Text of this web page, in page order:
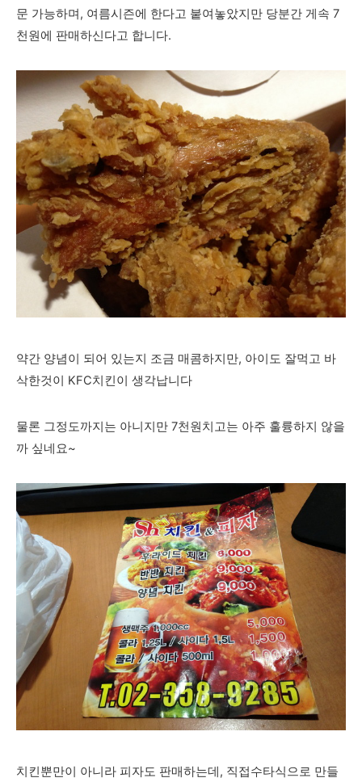
문 가능하며, 여름시즌에 한다고 붙여놓았지만 당분간 게속 7
천원에 판매하신다고 합니다.
약간 양념이 되어 있는지 조금 매콤하지만, 아이도 잘먹고 바
삭한것이 KFC치킨이 생각납니다
물론 그정도까지는 아니지만 7천원치고는 아주 훌륭하지 않을
까 싶네요~
치킨뿐만이 아니라 피자도 판매하는데, 직접수타식으로 만들